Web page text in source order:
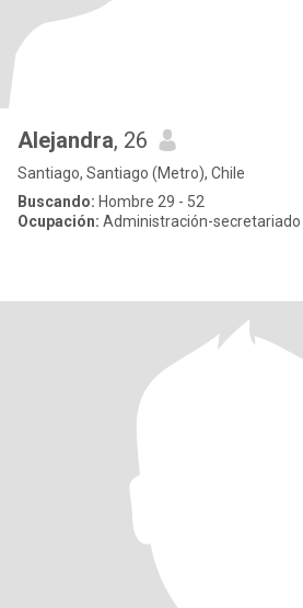
Alejandra, 26
Santiago, Santiago (Metro), Chile
Buscando: Hombre 29 - 52
Ocupación: Administración-secretariado